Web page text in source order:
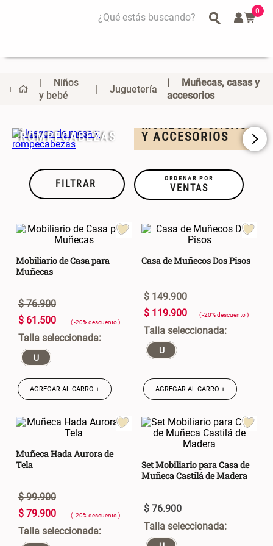
¿Qué estás buscando?
Mug
Vajilla
Escurridor Platos
Cojin
Individuales
Escurridor
Cojines
CanastoSet 2 Potes de Silicona
$ 29.900,00
Espejo Plegable Led con USB
$ 29.900,00
Set 4 Esponjas de
Maquillaje
$ 29.900,00$ 17.950,00
Organizador Rectangular De
Bambú
Canister Tipo Enlozado Cajonera Plástico
Caja Organizadora para
latas Plástico PET
Varitas Aromáticas Rosa
Suave
Spray Aromático Rosa
Suave
Repuesto Esencia
Aromática Rosa Suave
0
Mug
Vajilla
Escurridor Platos
Cojin
Individuales
Escurridor
Cojines
Canasto
Niños
y bebé
Juguetería
Muñecas, casas y
accesorios
Y
ROMPECABEZAS
MUÑECAS, CASAS
Y ACCESORIOS
FILTRAR ORDENAR POR
VENTAS
Mobiliario de Casa para
Muñecas
$ 76.900
$ 61 .500 ( -20%descuento)
U
AGREGAR AL CARRO +
Casa de Muñecos Dos Pisos
$ 149.900
$ 119.900 ( -20%descuento)
U
AGREGAR AL CARRO +
Muñeca Hada Aurora de
Tela
$ 99.900
$ 79.900 ( -20%descuento)
Set Mobiliario para Casa de
Muñeca Castilá de Madera
$ 76.900